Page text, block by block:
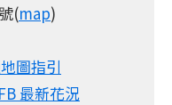
(map)
圖指引
最新花況